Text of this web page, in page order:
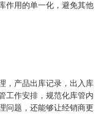
作用的单一化，避免其他
，产品出库记录，出入库
工作安排，规范化库管内
问题，还能够让经销商更